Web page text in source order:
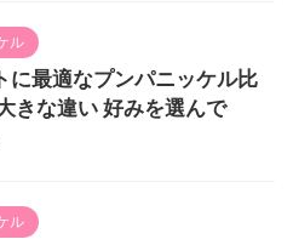
ル
に最適なプンパニッケル比
きな違い 好みを選んで
ル